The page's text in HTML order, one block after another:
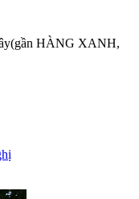
(gần HÀNG XANH,